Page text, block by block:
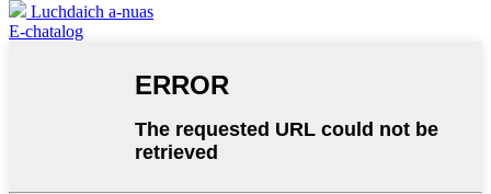
Luchdaich a-nuas
E-chatalog